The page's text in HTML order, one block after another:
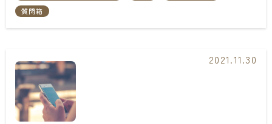
質問箱
2021.11.30